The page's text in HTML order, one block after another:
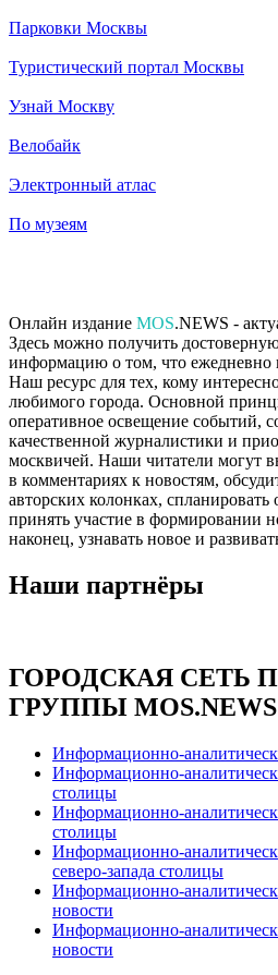
Парковки Москвы
Туристический портал Москвы
Узнай Москву
Велобайк
Электронный атлас
По музеям
Онлайн издание MOS.NEWS -
Здесь можно получить
информацию о том, что ежедневно
Наш ресурс для тех, кому
любимого города. Основной
оперативное освещение событий,
качественной журналистики и
москвичей. Наши читатели могут
в комментариях к новостям,
авторских колонках,
принять участие в формировании
наконец, узнавать новое и
Наши партнёры
ГОРОДСКАЯ СЕТЬ
ГРУППЫ MOS.NEWS
Информационно-
Информационно-
столицы
Информационно-
столицы
Информационно-
северо-запада столицы
Информационно-
новости
Информационно-
новости